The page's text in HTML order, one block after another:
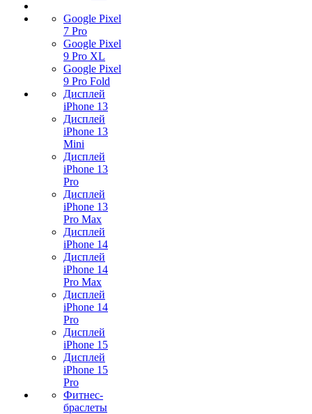
Google Pixel
7 Pro
Google Pixel
9 Pro XL
Google Pixel
9 Pro Fold
Дисплей
iPhone 13
Дисплей
iPhone 13
Mini
Дисплей
iPhone 13
Pro
Дисплей
iPhone 13
Pro Max
Дисплей
iPhone 14
Дисплей
iPhone 14
Pro Max
Дисплей
iPhone 14
Pro
Дисплей
iPhone 15
Дисплей
iPhone 15
Pro
Фитнес-
браслеты